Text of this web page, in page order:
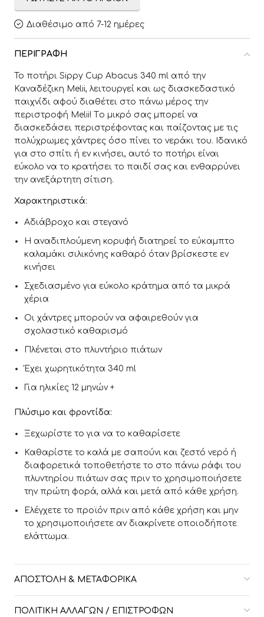
Διαθέσιμο από 7-12 ημέρες
ΠΕΡΙΓΡΑΦΉ
Το ποτήρι Sippy Cup Abacus 340 ml από την
Καναδέζικη Melii, λειτουργεί και ως διασκεδαστικό
παιχνίδι αφού διαθέτει στο πάνω μέρος την
περιστροφή Melii! Tο μικρό σας μπορεί να
διασκεδάσει περιστρέφοντας και παίζοντας με τις
πολύχρωμες χάντρες όσο πίνει το νεράκι του. Ιδανικό
για στο σπίτι ή εν κινήσει, αυτό το ποτήρι είναι
εύκολο να το κρατήσει το παιδί σας και ενθαρρύνει
την ανεξάρτητη σίτιση.
Χαρακτηριστικά:
Αδιάβροχο και στεγανό
Η αναδιπλούμενη κορυφή διατηρεί το εύκαμπτο
καλαμάκι σιλικόνης καθαρό όταν βρίσκεστε εν
κινήσει
Σχεδιασμένο για εύκολο κράτημα από τα μικρά
χέρια
Οι χάντρες μπορούν να αφαιρεθούν για
σχολαστικό καθαρισμό
Πλένεται στο πλυντήριο πιάτων
Έχει χωρητικότητα 340 ml
Για ηλικίες 12 μηνών +
Πλύσιμο και φροντίδα:
Ξεχωρίστε το για να το καθαρίσετε
Καθαρίστε το καλά με σαπούνι και ζεστό νερό ή
διαφορετικά τοποθετήστε το στο πάνω ράφι του
πλυντηρίου πιάτων σας πριν το χρησιμοποιήσετε
την πρώτη φορά, αλλά και μετά από κάθε χρήση.
Ελέγχετε το προϊόν πριν από κάθε χρήση και μην
το χρησιμοποιήσετε αν διακρίνετε οποιοδήποτε
ελάττωμα.
ΑΠΟΣΤΟΛΉ & ΜΕΤΑΦΟΡΙΚΆ
ΠΟΛΙΤΙΚΉ ΑΛΛΑΓΏΝ / ΕΠΙΣΤΡΟΦΏΝ